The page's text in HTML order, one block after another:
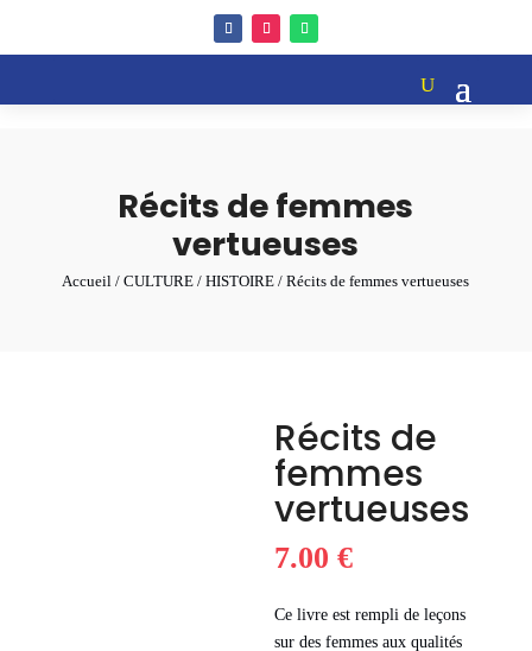
Récits de femmes
vertueuses
Accueil /CULTURE /HISTOIRE / Récits de femmes vertueuses
Récits de
femmes
vertueuses
7.00€
Ce livre est rempli de leçons
sur des femmes aux qualités